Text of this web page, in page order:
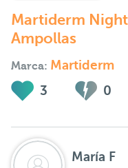
Martiderm
Ampollas
Marca: Martiderm
3
0
María F